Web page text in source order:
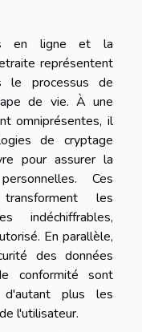
en ligne et la
représentent
le processus de
de vie. À une
omniprésentes, il
de cryptage
pour assurer la
Ces
transforment les
indéchiffrables,
En parallèle,
des données
conformité sont
d'autant plus les
l'utilisateur.